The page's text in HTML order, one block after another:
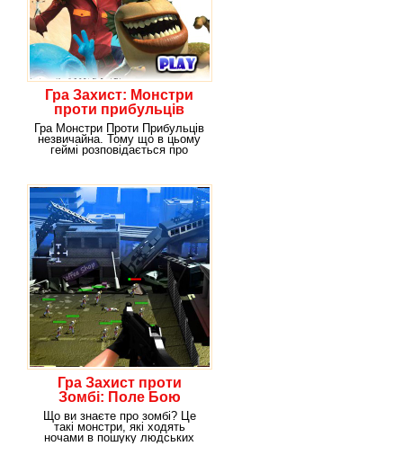
Гра Захист: Монстри
проти прибульців
Гра Монстри Проти Прибульців
незвичайна. Тому що в цьому
геймі розповідається про
Гра Захист проти
Зомбі: Поле Бою
Що ви знаєте про зомбі? Це
такі монстри, які ходять
ночами в пошуку людських